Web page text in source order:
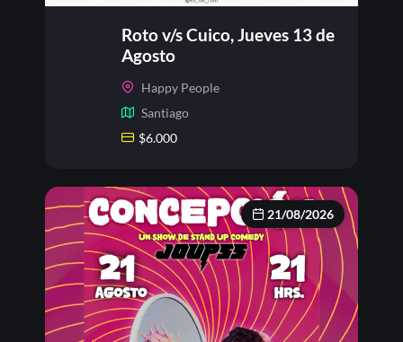
Roto v/s Cuico, Jueves 13 de
Agosto
Happy People
Santiago
$6.000
21/08/2026